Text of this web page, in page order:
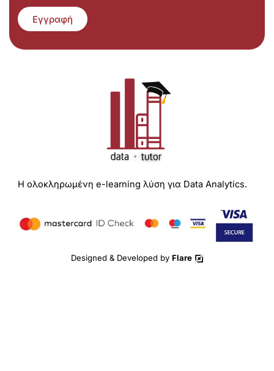
Εγγραφή
Η ολοκληρωμένη e-learning λύση για Data Analytics.
Designed & Developed by Flare